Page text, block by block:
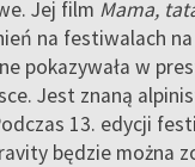
Jej film Mama,
na festiwalach
pokazywała w
Jest znaną
13. edycji
będzie można